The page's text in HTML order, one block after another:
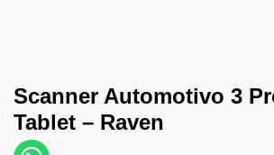
Scanner Automotivo 3
Tablet – Raven